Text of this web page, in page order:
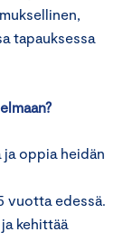
tapauksessa
ja oppia heidän
vuotta edessä.
kehittää